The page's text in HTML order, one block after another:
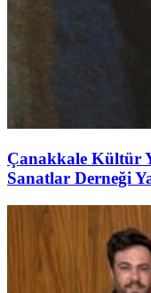
Çanakkale Kültür
Sanatlar Derneği